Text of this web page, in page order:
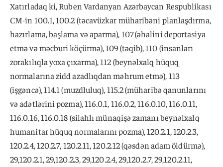
Xatırladaq ki, Ruben Vardanyan Azərbaycan Respublikası
CM-in 100.1, 100.2 (təcavüzkar müharibəni planlaşdırma,
hazırlama, başlama və aparma), 107 (əhalini deportasiya
etmə və məcburi köçürmə), 109 (təqib), 110 (insanları
zorakılıqla yoxa çıxarma), 112 (beynəlxalq hüquq
normalarına zidd azadlıqdan məhrum etmə), 113
(işgəncə), 114.1 (muzdluluq), 115.2 (müharibə qanunlarını
və adətlərini pozma), 116.0.1, 116.0.2, 116.0.10, 116.0.11,
116.0.16, 116.0.18 (silahlı münaqişə zamanı beynəlxalq
humanitar hüquq normalarını pozma), 120.2.1, 120.2.3,
120.2.4, 120.2.7, 120.2.11, 120.2.12 (qəsdən adam öldürmə),
29,120.2.1, 29,120.2.3, 29,120.2.4, 29,120.2.7, 29,120.2.11,